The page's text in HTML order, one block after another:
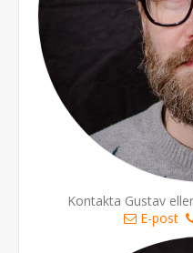
Kontakta Gustav
E-post